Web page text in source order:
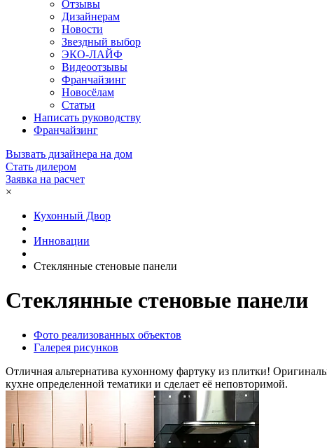
Отзывы
Дизайнерам
Новости
Звездный выбор
ЭКО-ЛАЙФ
Видеоотзывы
Франчайзинг
Новосёлам
Статьи
Написать руководству
Франчайзинг
Вызвать дизайнера на дом
Стать дилером
Заявка на расчет
×
Кухонный Двор
Инновации
Стеклянные стеновые панели
Стеклянные стеновые панели
Фото реализованных объектов
Галерея рисунков
Отличная альтернатива кухонному фартуку из плитки!
кухне определенной тематики и сделает её неповторимой.